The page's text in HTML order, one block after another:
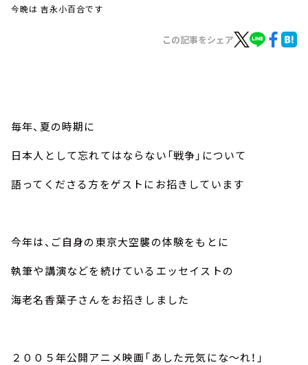
TBS Podcast
お知らせ
イベント・グッズ
YouTube
今晩は 吉永小百合です
この記事をシェア
毎年、夏の時期に
日本人として忘れてはならない「戦争」について
語ってくださる方をゲストにお招きしています
今年は、ご自身の東京大空襲の体験をもとに
執筆や講演などを続けているエッセイストの
海老名香葉子さんをお招きしました
２００５年公開アニメ映画「あした元気にな～れ！」